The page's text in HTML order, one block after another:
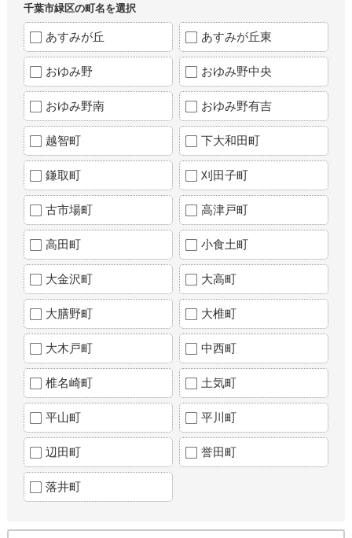
千葉市緑区の町名を選択
あすみが丘 あすみが丘東
おゆみ野 おゆみ野中央
おゆみ野南 おゆみ野有吉
越智町 下大和田町
鎌取町 刈田子町
古市場町 高津戸町
高田町 小食土町
大金沢町 大高町
大膳野町 大椎町
大木戸町 中西町
椎名崎町 土気町
平山町 平川町
辺田町 誉田町
落井町